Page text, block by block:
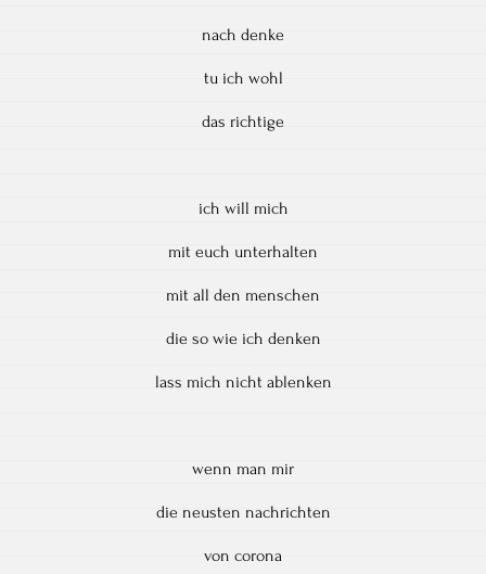
nach denke
tu ich wohl
das richtige
ich will mich
mit euch unterhalten
mit all den menschen
die so wie ich denken
lass mich nicht ablenken
wenn man mir
die neusten nachrichten
von corona